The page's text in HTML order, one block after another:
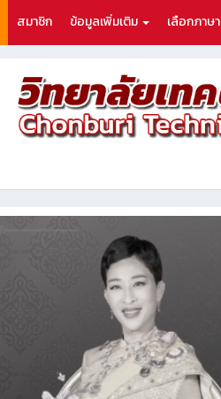
สมาชิก ข้อมูลเพิ่มเติม เลือกภาษา